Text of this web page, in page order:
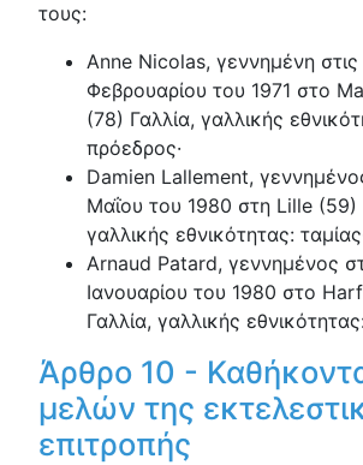
τους:
Anne Nicolas, γεννημένη στις
Φεβρουαρίου του 1971 στο
(78) Γαλλία, γαλλικής
πρόεδρος·
Damien Lallement,
Μαΐου του 1980 στη Lille (59)
γαλλικής εθνικότητας:
Arnaud Patard, γεννημένος
Ιανουαρίου του 1980 στο
Γαλλία, γαλλικής
Άρθρο 10 -
μελών της
επιτροπής